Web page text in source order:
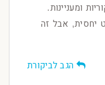
ומעניינות.
יחסית, אבל זה
הגב לביקורת